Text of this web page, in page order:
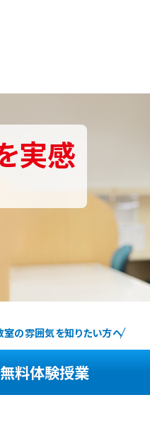
実感
の雰囲気を知りたい方へ
無料体験授業